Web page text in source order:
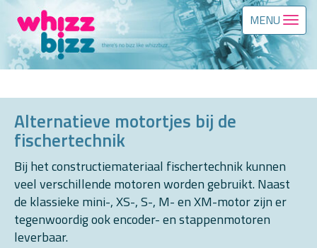
MENU
Alternatieve motortjes bij de
fischertechnik
Bij het constructiemateriaal fischertechnik kunnen
veel verschillende motoren worden gebruikt. Naast
de klassieke mini-, XS-, S-, M- en XM-motor zijn er
tegenwoordig ook encoder- en stappenmotoren
leverbaar.